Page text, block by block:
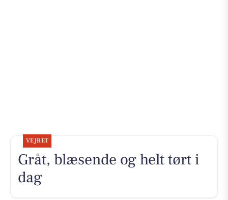
VEJRET
Gråt, blæsende og helt tørt i
dag